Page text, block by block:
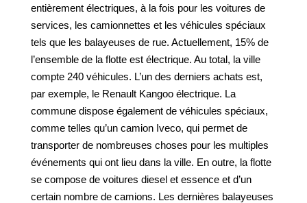
entièrement électriques, à la fois pour les voitures de
services, les camionnettes et les véhicules spéciaux
tels que les balayeuses de rue. Actuellement, 15% de
l’ensemble de la flotte est électrique. Au total, la ville
compte 240 véhicules. L’un des derniers achats est,
par exemple, le Renault Kangoo électrique. La
commune dispose également de véhicules spéciaux,
comme telles qu’un camion Iveco, qui permet de
transporter de nombreuses choses pour les multiples
événements qui ont lieu dans la ville. En outre, la flotte
se compose de voitures diesel et essence et d’un
certain nombre de camions. Les dernières balayeuses